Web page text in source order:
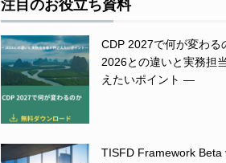
注目のお役立ち資料
CDP 2027で何が変わ
2026との違いと実務担
えたいポイント ―
TISFD Framework Beta